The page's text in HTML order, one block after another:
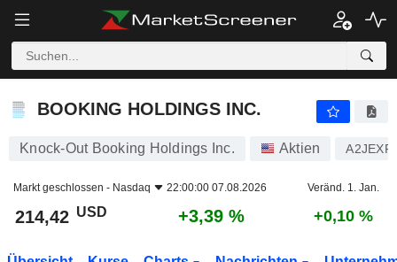
BOOKING HOLDINGS INC.
BOOKING HOLDINGS INC.
Knock-Out Booking Holdings Inc. Aktien A2JEXP
Markt geschlossen - Nasdaq 22:00:00 07.08.2026 Veränd. 1. Jan.
214,42 USD +3,39 % +0,10 %